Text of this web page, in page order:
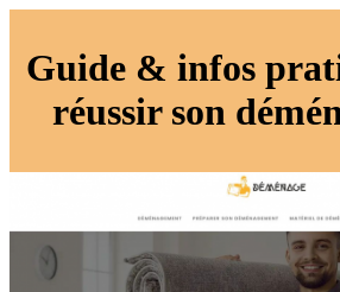
Guide & infos
réussir son